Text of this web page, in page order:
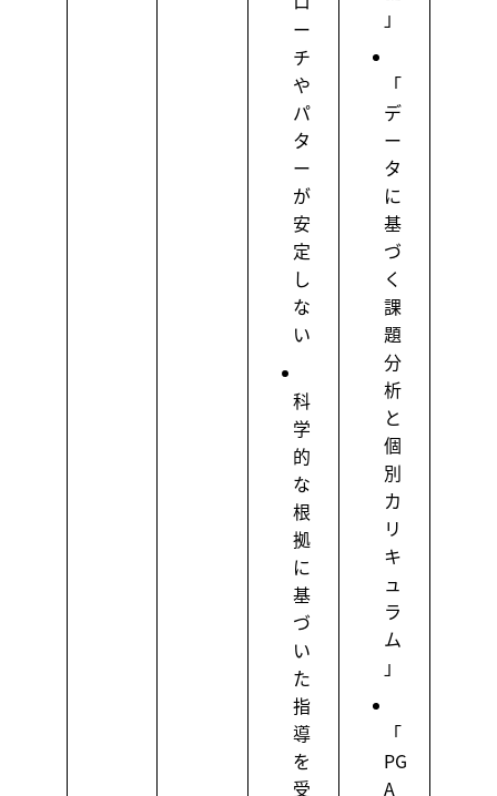
ー
チ
や
パ
タ
ー
が
安
定
し
な
い
科
学
的
な
根
拠
に
基
づ
い
た
指
導
を
受
」
「
デ
ー
タ
に
基
づ
く
課
題
分
析
と
個
別
カ
リ
キ
ュ
ラ
ム
」
「
PG
A